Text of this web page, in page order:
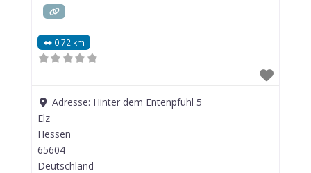
0.72 km
Adresse: Hinter dem Entenpfuhl 5
Elz
Hessen
65604
Deutschland